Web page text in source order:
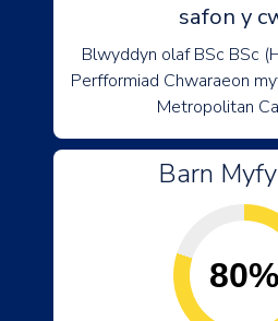
safon y
Blwyddyn olaf BSc BSc
Perfformiad Chwaraeon
Metropolitan
Barn
80%